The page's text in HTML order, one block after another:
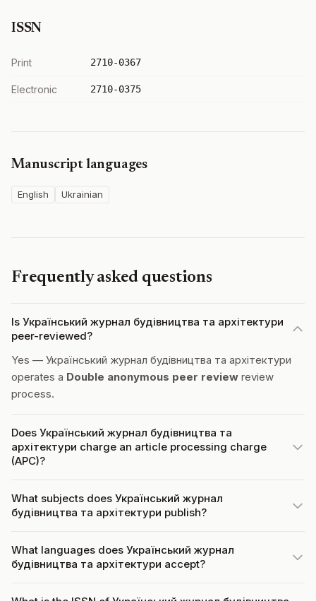
ISSN
Print 2710-0367
Electronic 2710-0375
Manuscript languages
English Ukrainian
Frequently asked questions
Is Український журнал будівництва та архітектури
peer-reviewed?
Yes — Український журнал будівництва та архітектури
operates a Double anonymous peer review review
process.
Does Український журнал будівництва та
архітектури charge an article processing charge
(APC)?
What subjects does Український журнал
будівництва та архітектури publish?
What languages does Український журнал
будівництва та архітектури accept?